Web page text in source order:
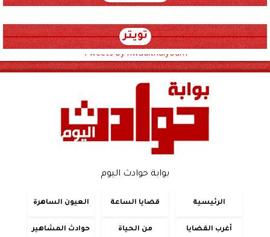
تويتر
Tweets by hwadithalyoum
بوابة حوادث اليوم
الرئيسية قضايا الساعة العيون الساهرة
أغرب القضايا من الحياة حوادث المشاهير